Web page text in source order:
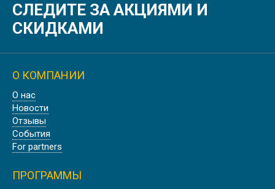
ГОСУДАРСТВЕННЫЕ ШКОЛЫ-
ПАНСИОНЫ, ГЕРМАНИЯ
СЛЕДИТЕ ЗА АКЦИЯМИ И
СКИДКАМИ
О КОМПАНИИ
О нас
Новости
Отзывы
События
For partners
ПРОГРАММЫ